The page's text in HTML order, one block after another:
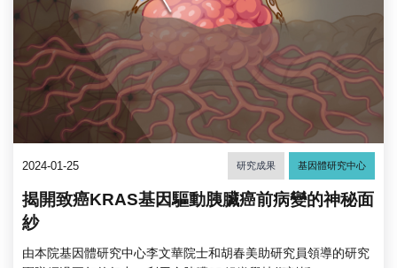
2024-01-25 研究成果 基因體研究中心
揭開致癌KRAS基因驅動胰臟癌前病變的神秘面
紗
由本院基因體研究中心李文華院士和胡春美助研究員領導的研究